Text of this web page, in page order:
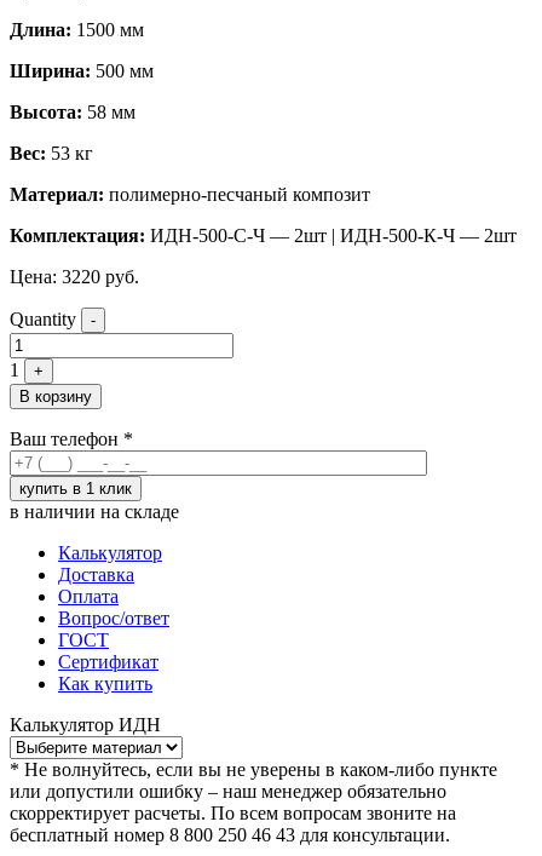
Длина: 1500 мм
Ширина: 500 мм
Высота: 58 мм
Вес: 53 кг
Материал: полимерно-песчаный композит
Комплектация: ИДН-500-С-Ч — 2шт | ИДН-500-К-Ч — 2шт
Цена: 3220 руб.
Quantity -
1
+
В корзину
Ваш телефон *
в наличии на складе
Калькулятор
Доставка
Оплата
Вопрос/ответ
ГОСТ
Сертификат
Как купить
Калькулятор ИДН
* Не волнуйтесь, если вы не уверены в каком-либо пункте
или допустили ошибку – наш менеджер обязательно
скорректирует расчеты. По всем вопросам звоните на
бесплатный номер 8 800 250 46 43 для консультации.